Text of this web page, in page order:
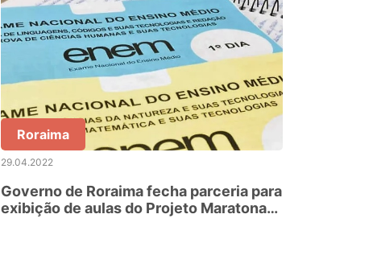
Roraima
29.04.2022
Governo de Roraima fecha parceria para
exibição de aulas do Projeto Maratona